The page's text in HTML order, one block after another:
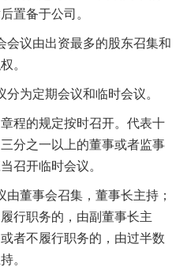
置备于公司。
议由出资最多的股东召集和
。
为定期会议和临时会议。
的规定按时召开。代表十
分之一以上的董事或者监事
召开临时会议。
董事会召集，董事长主持；
行职务的，由副董事长主
者不履行职务的，由过半数
。